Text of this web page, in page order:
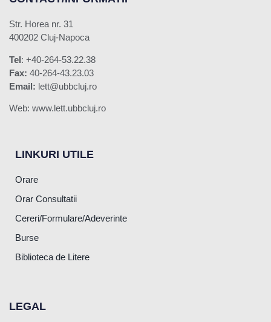
Str. Horea nr. 31
400202 Cluj-Napoca
Tel: +40-264-53.22.38
Fax: 40-264-43.23.03
Email: lett@ubbcluj.ro
Web: www.lett.ubbcluj.ro
LINKURI UTILE
Orare
Orar Consultatii
Cereri/Formulare/Adeverinte
Burse
Biblioteca de Litere
LEGAL